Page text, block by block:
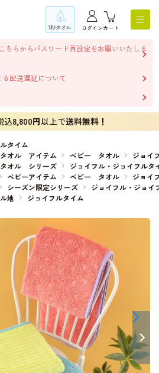
1秒タオル ログインカート
ちらからパスワード再設定をお願いいたしま
る配送遅延について
込8,800円以上で送料無料！
タイム
タオル アイテム ベビー タオル
ジョイ
タオル シリーズ
ジョイフル・ジョイフルタ
ベビーアイテム ベビー タオル
ジョイ
シーズン限定シリーズ
ジョイフル・ジョイ
地 ジョイフルタイム